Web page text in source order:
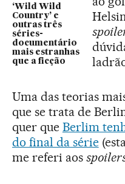
‘Wild Wild
Country’ e
outras três
séries-
documentário
mais estranhas
que a ficção
Uma das teorias
que se trata de
quer que Berlim
do final da série
me referi aos